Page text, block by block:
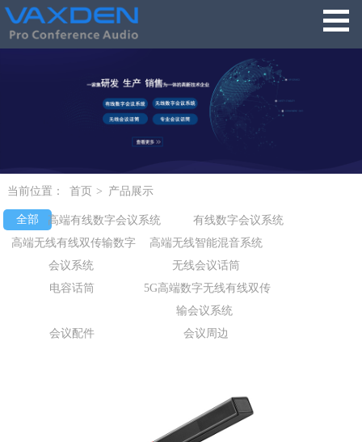
当前位置： 首页 > 产品展示
全部 高端有线数字会议系统
有线数字会议系统
高端无线有线双传输数字
会议系统
高端无线智能混音系统
无线会议话筒
电容话筒
5G高端数字无线有线双传
输会议系统
会议配件
会议周边